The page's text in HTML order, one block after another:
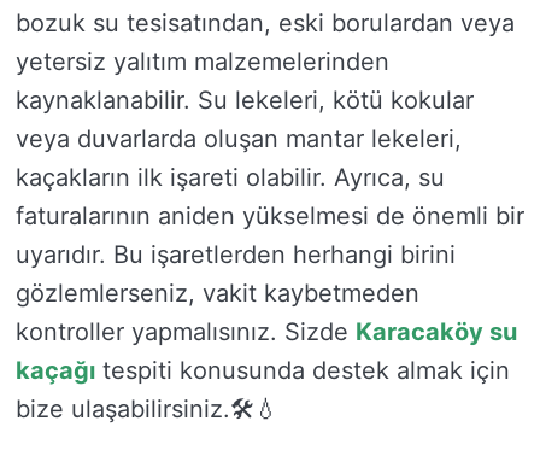
bozuk su tesisatından, eski borulardan veya
yetersiz yalıtım malzemelerinden
kaynaklanabilir. Su lekeleri, kötü kokular
veya duvarlarda oluşan mantar lekeleri,
kaçakların ilk işareti olabilir. Ayrıca, su
faturalarının aniden yükselmesi de önemli bir
uyarıdır. Bu işaretlerden herhangi birini
gözlemlerseniz, vakit kaybetmeden
kontroller yapmalısınız. Sizde Karacaköy su
kaçağı tespiti konusunda destek almak için
bize ulaşabilirsiniz.🛠️💧